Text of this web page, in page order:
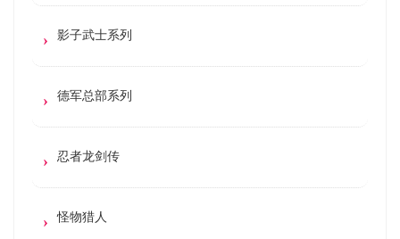
影子武士系列
德军总部系列
忍者龙剑传
怪物猎人